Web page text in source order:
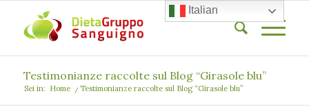
Testimonianze raccolte sul Blog “Girasole blu”
Sei in: Home / Testimonianze raccolte sul Blog “Girasole blu”
Italian